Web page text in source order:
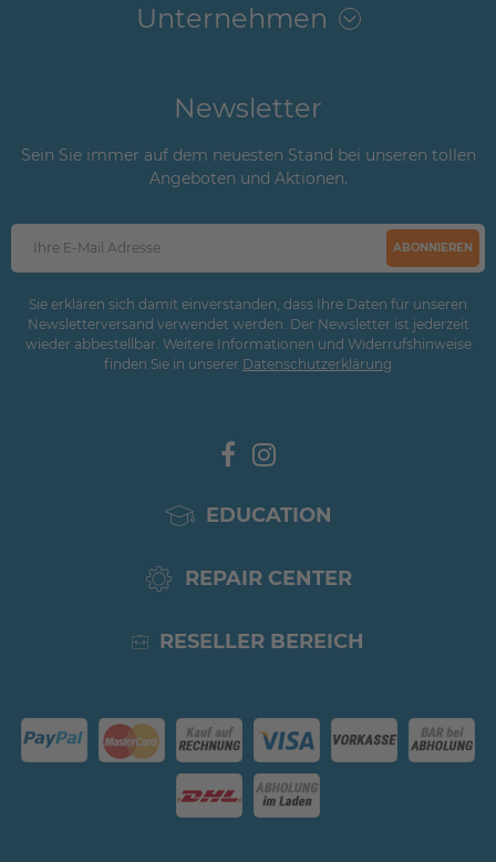
Unternehmen
Newsletter
Sein Sie immer auf dem neuesten Stand bei unseren tollen
Angeboten und Aktionen.
ABONNIEREN
Sie erklären sich damit einverstanden, dass Ihre Daten für unseren
Newsletterversand verwendet werden. Der Newsletter ist jederzeit
wieder abbestellbar. Weitere Informationen und Widerrufshinweise
finden Sie in unserer Daten­schutz­erklärung
EDUCATION
REPAIR CENTER
RESELLER BEREICH